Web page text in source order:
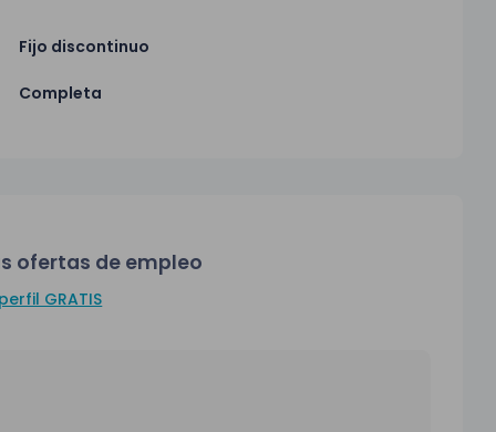
Fijo discontinuo
Completa
ofertas de empleo
GRATIS